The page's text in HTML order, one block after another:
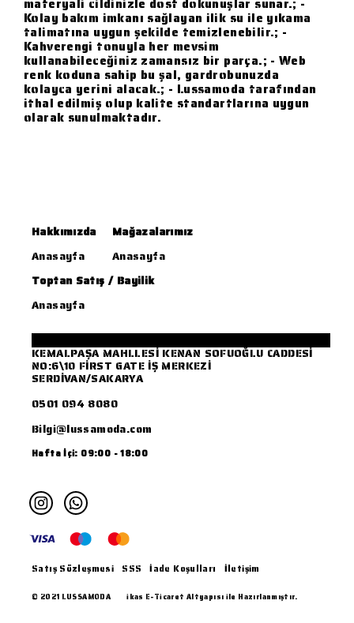
materyali cildinizle dost dokunuşlar sunar.; -
Kolay bakım imkanı sağlayan ilik su ile yıkama
talimatına uygun şekilde temizlenebilir.; -
Kahverengi tonuyla her mevsim
kullanabileceğiniz zamansız bir parça.; - Web
renk koduna sahip bu şal, gardrobunuzda
kolayca yerini alacak.; - Lussamoda tarafından
ithal edilmiş olup kalite standartlarına uygun
olarak sunulmaktadır.
Hakkımızda
Anasayfa
Mağazalarımız
Anasayfa
Toptan Satış / Bayilik
Anasayfa
KEMALPAŞA MAHLLESİ KENAN SOFUOĞLU CADDESİ
NO:6\10 FİRST GATE İŞ MERKEZİ
SERDİVAN/SAKARYA
0501 094 8080
Bilgi@lussamoda.com
Hafta İçi: 09:00 - 18:00
© 2021 LUSSAMODA ikas E-Ticaret Altyapısı ile Hazırlanmıştır.
Satış Sözleşmesi SSS İade Koşulları İletişim